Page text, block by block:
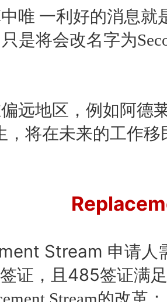
唯 一利好的消息就
是将会改名字为
远地区，例如阿德
，将在未来的工作
Stream 申请人
证，且485签证满